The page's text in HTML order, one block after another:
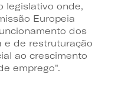
legislativo onde,
Europeia
dos
e de restruturação
ao crescimento
emprego".